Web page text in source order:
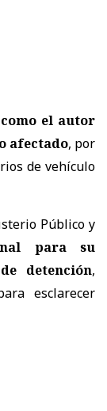
el autor
afectado, por
de vehículo
Público y
para su
detención,
esclarecer